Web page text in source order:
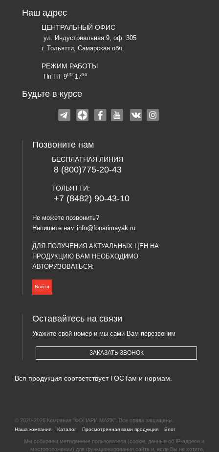
Наш адрес
ЦЕНТРАЛЬНЫЙ ОФИС
ул. Индустриальная 9, оф. 305
г. Тольятти, Самарская обл.
РЕЖИМ РАБОТЫ
Пн-ПТ 900-1730
Будьте в курсе
Позвоните нам
БЕСПЛАТНАЯ ЛИНИЯ
8 (800)775-20-43
ТОЛЬЯТТИ:
+7 (8482) 90-43-10
Не можете позвонить?
Напишите нам info@fonarimayak.ru
ДЛЯ ПОЛУЧЕНИЯ АКТУАЛЬНЫХ ЦЕН НА
ПРОДУКЦИЮ ВАМ НЕОБХОДИМО
АВТОРИЗОВАТЬСЯ:
Войти
Оставайтесь на связи
Укажите свой номер и мы сами Вам перезвоним
ЗАКАЗАТЬ ЗВОНОК
Вся продукция соответствует ГОСТам и нормам.
© 2020-2026 Компания "ФОНАРИ МАЯК". Все права защищены.
Наша компания Каталог Просмотренная вами продукция Блог
Мы собираем метаданные пользователя (cookie, данные об IP-адресе и
местоположении) для функционирования сайта и, если Вы не хотите,